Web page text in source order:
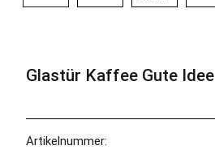
Glastür Kaffee Gute Idee
Artikelnummer: